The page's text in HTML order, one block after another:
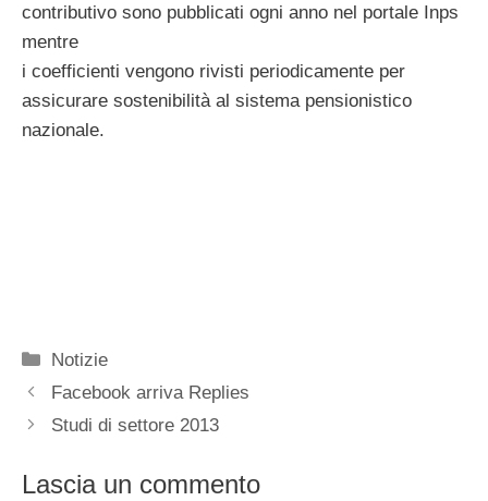
contributivo sono pubblicati ogni anno nel portale Inps
mentre
i coefficienti vengono rivisti periodicamente per
assicurare sostenibilità al sistema pensionistico
nazionale.
Categorie
Notizie
Facebook arriva Replies
Studi di settore 2013
Lascia un commento